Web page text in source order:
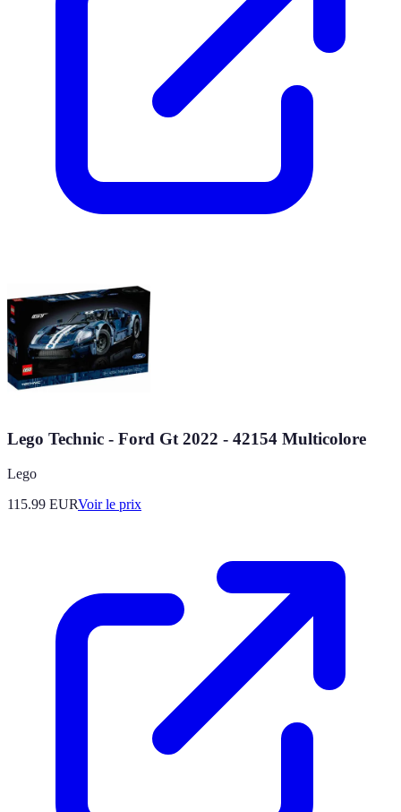
Lego Technic - Ford Gt 2022 - 42154 Multicolore
Lego
115.99 EURVoir le prix